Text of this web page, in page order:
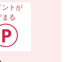
ントが
まる